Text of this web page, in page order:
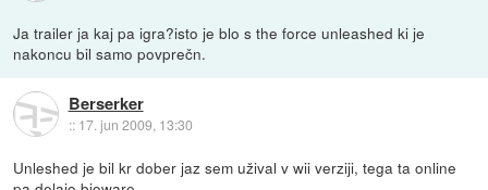
Ja trailer ja kaj pa igra?isto je blo s the force unleashed ki je
nakoncu bil samo povprečn.
Berserker
:: 17. jun 2009, 13:30
Unleshed je bil kr dober jaz sem užival v wii verziji, tega ta online